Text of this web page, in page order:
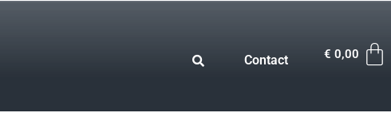
Contact € 0,00